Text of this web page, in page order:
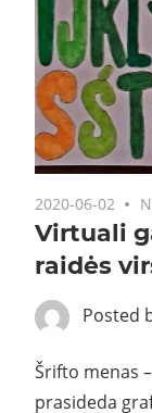
2020-06-02
Virtuali
raidės
Posted
Šrifto menas
prasideda